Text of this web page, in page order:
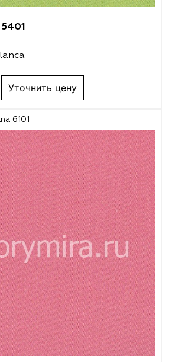
Уточнить цену
6101